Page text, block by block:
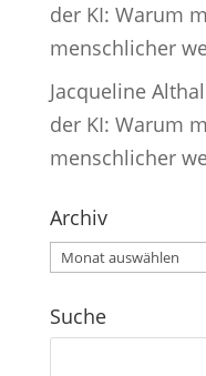
der KI: Warum
menschlicher
Jacqueline
der KI: Warum
menschlicher
Archiv
Archiv
Suche